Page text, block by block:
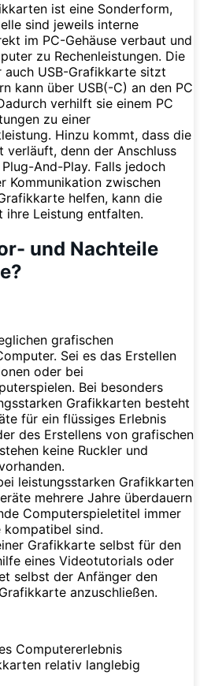
ist eine Sonderform,
sind jeweils interne
im PC-Gehäuse verbaut und
zu Rechenleistungen. Die
USB-Grafikkarte sitzt
kann über USB(-C) an den PC
verhilft sie einem PC
zu einer
Hinzu kommt, dass die
denn der Anschluss
And-Play. Falls jedoch
Kommunikation zwischen
helfen, kann die
Leistung entfalten.
und Nachteile
grafischen
Sei es das Erstellen
oder bei
Bei besonders
Grafikkarten besteht
für ein flüssiges Erlebnis
des Erstellens von grafischen
keine Ruckler und
leistungsstarken Grafikkarten
mehrere Jahre überdauern
Computerspieletitel immer
sind.
Grafikkarte selbst für den
eines Videotutorials oder
selbst der Anfänger den
anzuschließen.
Computererlebnis
relativ langlebig